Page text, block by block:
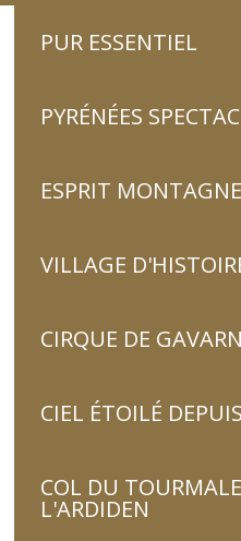
PUR ESSENTIEL
PYRÉNÉES
ESPRIT MONTAGNE
VILLAGE
CIRQUE DE
CIEL ÉTOILÉ
COL DU
L'ARDIDEN
2026
au 5 décembre
2026 tarif à la
2026
décembre 2025 au 3
au 7 mars 2026 tarif à